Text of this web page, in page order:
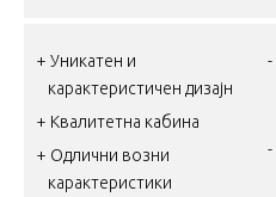
Уникатен и
карактеристичен дизајн
Квалитетна кабина
Одлични возни
карактеристики